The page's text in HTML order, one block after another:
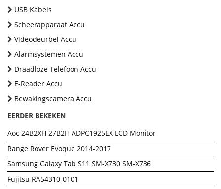
USB Kabels
Scheerapparaat Accu
Videodeurbel Accu
Alarmsystemen Accu
Draadloze Telefoon Accu
E-Reader Accu
Bewakingscamera Accu
EERDER BEKEKEN
Aoc 24B2XH 27B2H ADPC1925EX LCD Monitor
Range Rover Evoque 2014-2017
Samsung Galaxy Tab S11 SM-X730 SM-X736
Fujitsu RA54310-0101